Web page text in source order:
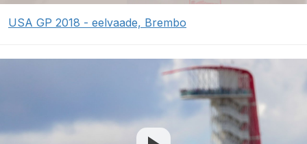
USA GP 2018 - eelvaade, Brembo